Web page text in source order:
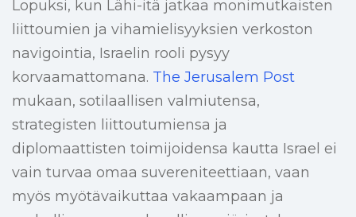
Lopuksi, kun Lähi-itä jatkaa monimutkaisten
liittoumien ja vihamielisyyksien verkoston
navigointia, Israelin rooli pysyy
korvaamattomana. The Jerusalem Post
mukaan, sotilaallisen valmiutensa,
strategisten liittoutumiensa ja
diplomaattisten toimijoidensa kautta Israel ei
vain turvaa omaa suvereniteettiaan, vaan
myös myötävaikuttaa vakaampaan ja